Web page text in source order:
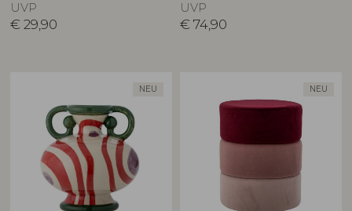
UVP
€ 29,90
UVP
€ 74,90
NEU NEU